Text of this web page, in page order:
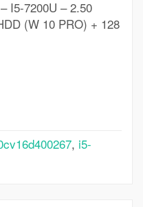
I5-7200U – 2.50
(W 10 PRO) + 128
, i5-